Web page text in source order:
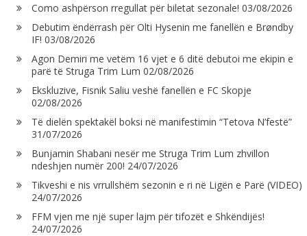
Como ashpërson rregullat për biletat sezonale! 03/08/2026
Debutim ëndërrash për Olti Hysenin me fanellën e Brøndby
IF! 03/08/2026
Agon Demiri me vetëm 16 vjet e 6 ditë debutoi me ekipin e
parë të Struga Trim Lum 02/08/2026
Ekskluzive, Fisnik Saliu veshë fanellën e FC Skopje
02/08/2026
Të dielën spektakël boksi në manifestimin “Tetova N’festë”
31/07/2026
Bunjamin Shabani nesër me Struga Trim Lum zhvillon
ndeshjen numër 200! 24/07/2026
Tikveshi e nis vrrullshëm sezonin e ri në Ligën e Parë (VIDEO)
24/07/2026
FFM vjen me një super lajm për tifozët e Shkëndijës!
24/07/2026